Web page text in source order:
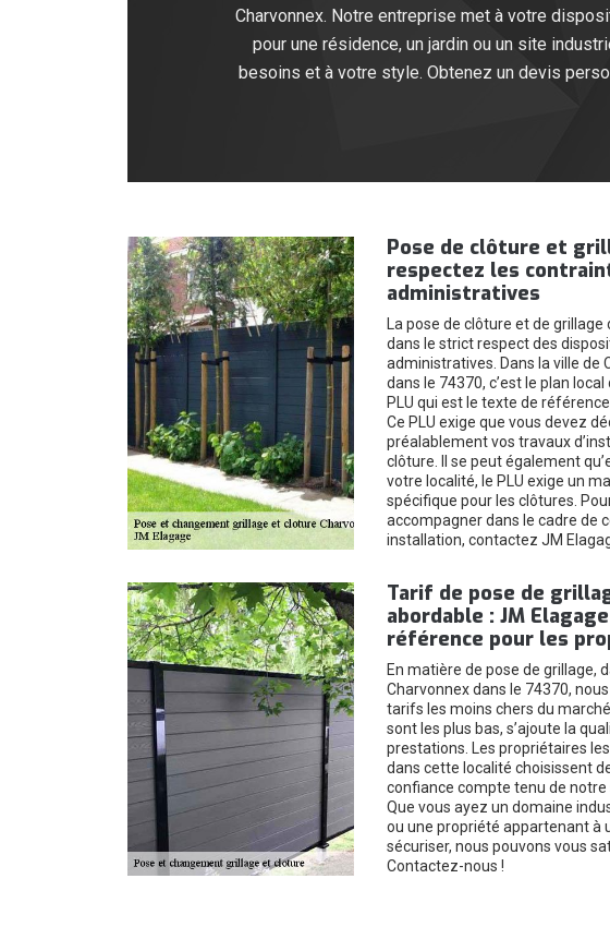
Charvonnex. Notre entreprise met à votre
pour une résidence, un jardin ou un site
besoins et à votre style. Obtenez un devis
Pose de clôture et
respectez les
administratives
La pose de clôture et de grillage
dans le strict respect des
administratives. Dans la ville de
dans le 74370, c’est le plan local
PLU qui est le texte de
Ce PLU exige que vous devez
préalablement vos travaux
clôture. Il se peut également
votre localité, le PLU exige un
spécifique pour les clôtures.
accompagner dans le cadre de
installation, contactez JM
Tarif de pose de
abordable : JM
référence pour les
En matière de pose de grillage,
Charvonnex dans le 74370,
tarifs les moins chers du
sont les plus bas, s’ajoute la
prestations. Les propriétaires
dans cette localité choisissent
confiance compte tenu de
Que vous ayez un domaine
ou une propriété appartenant à
sécuriser, nous pouvons vous
Contactez-nous !